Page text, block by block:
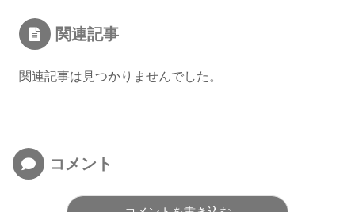
関連記事
関連記事は見つかりませんでした。
コメント